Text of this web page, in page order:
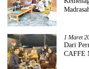
1 Maret
Dari
CAFFE